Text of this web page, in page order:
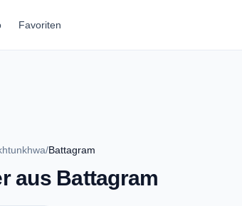
Favoriten
/Battagram
aus Battagram